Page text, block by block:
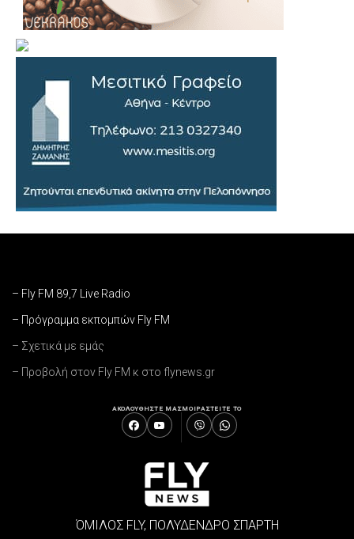
– Fly FM 89,7 Live Radio
– Πρόγραμμα εκπομπών Fly FM
– Σχετικά με εμάς
– Προβολή στον Fly FM κ στο flynews.gr
ΑΚΟΛΟΥΘΗΣΤΕ ΜΑΣΜΟΙΡΑΣΤΕΙΤΕ ΤΟ
ΌΜΙΛΟΣ FLY, ΠΟΛΥΔΕΝΔΡΟ ΣΠΑΡΤΗ